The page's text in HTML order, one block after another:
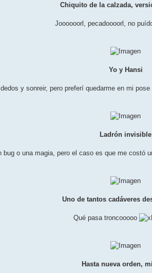
Chiquito de la calzada,
Joooooorl, pecadoooorl, no
Yo y Hansi
y sonreir, pero preferí quedarme en mi
Ladrón invisible
bug o una magia, pero el caso es que me costó
Uno de tantos cadáveres
Qué pasa troncooooo
Hasta nueva orden,